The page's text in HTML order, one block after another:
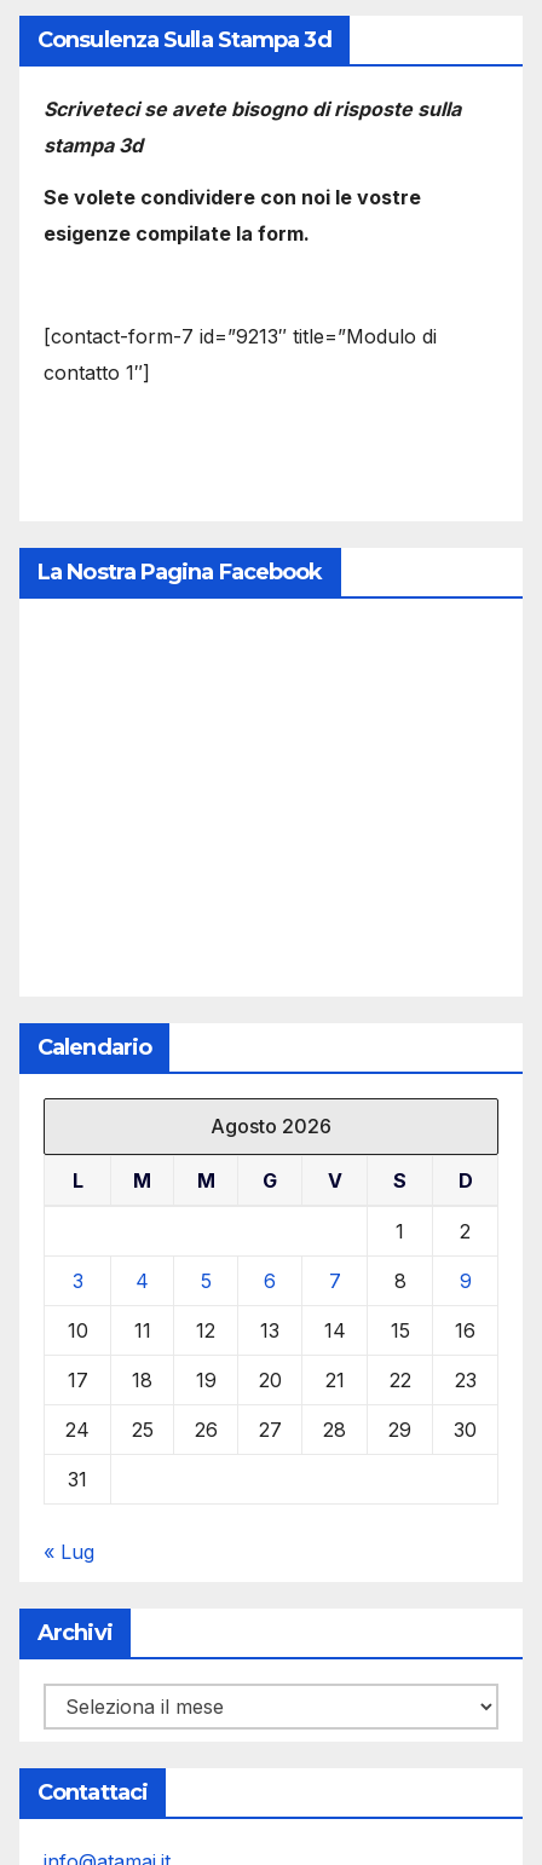
Consulenza Sulla Stampa 3d
Scriveteci se avete bisogno di risposte sulla
stampa 3d
Se volete condividere con noi le vostre
esigenze compilate la form.
[contact-form-7 id=”9213″ title=”Modulo di
contatto 1″]
La Nostra Pagina Facebook
Calendario
Agosto 2026
L M M G V S D
1 2
3 4 5 6 7 8 9
10 11 12 13 14 15 16
17 18 19 20 21 22 23
24 25 26 27 28 29 30
31
« Lug
Archivi
Archivi
Contattaci